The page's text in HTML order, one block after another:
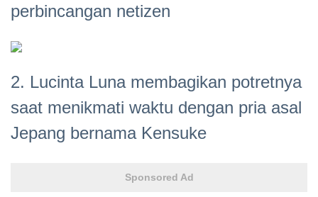
perbincangan netizen
2. Lucinta Luna membagikan potretnya
saat menikmati waktu dengan pria asal
Jepang bernama Kensuke
Sponsored Ad